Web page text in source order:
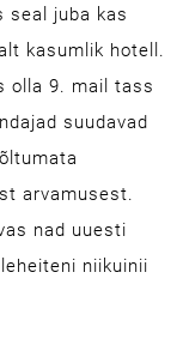
seal juba kas
kasumlik hotell.
olla 9. mail tass
suudavad
arvamusest.
nad uuesti
niikuinii